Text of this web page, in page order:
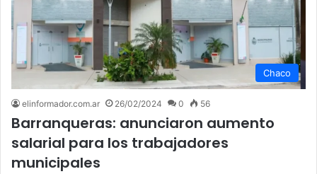
Chaco
elinformador.com.ar 26/02/2024 0 56
Barranqueras: anunciaron aumento
salarial para los trabajadores
municipales